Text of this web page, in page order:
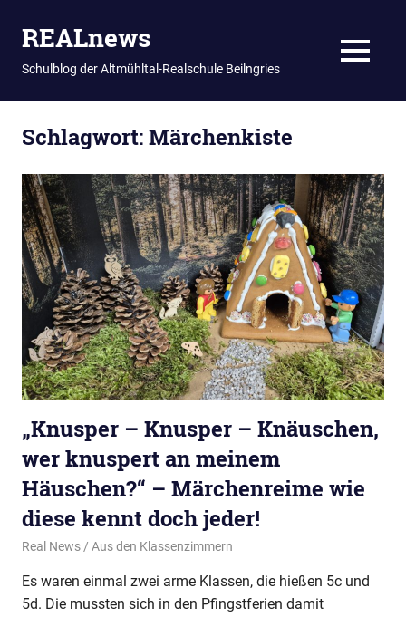
Inhalt
REALnews
Schulblog der Altmühltal-Realschule Beilngries MENU
Schlagwort:Märchenkiste
„Knusper – Knusper – Knäuschen,
wer knuspert an meinem
Häuschen?“ – Märchenreime wie
diese kennt doch jeder!
24. Juli 2024
Real News Aus den Klassenzimmern
Es waren einmal zwei arme Klassen, die hießen 5c und
5d. Die mussten sich in den Pfingstferien damit